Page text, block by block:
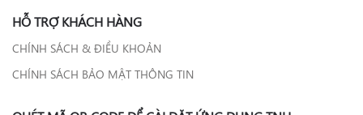
HỖ TRỢ KHÁCH HÀNG
CHÍNH SÁCH & ĐIỀU KHOẢN
CHÍNH SÁCH BẢO MẬT THÔNG TIN